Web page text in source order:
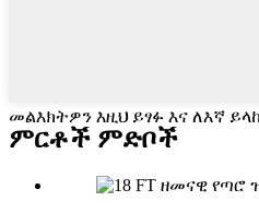
መልእክትዎን እዚህ ይፃፉ እና ለእኛ
ምርቶች ምድቦች